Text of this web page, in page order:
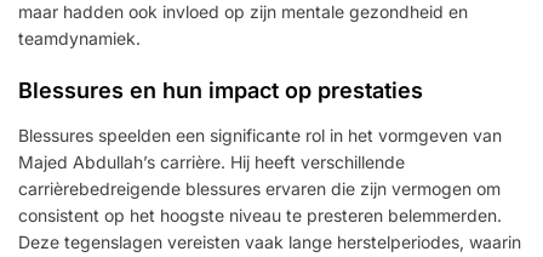
maar hadden ook invloed op zijn mentale gezondheid en
teamdynamiek.
Blessures en hun impact op prestaties
Blessures speelden een significante rol in het vormgeven van
Majed Abdullah’s carrière. Hij heeft verschillende
carrièrebedreigende blessures ervaren die zijn vermogen om
consistent op het hoogste niveau te presteren belemmerden.
Deze tegenslagen vereisten vaak lange herstelperiodes, waarin